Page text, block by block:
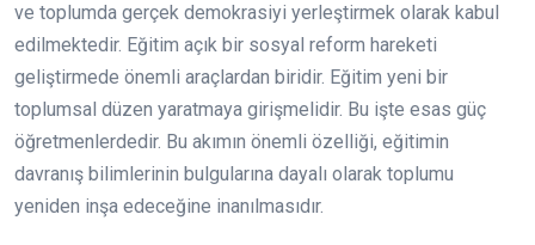
ve toplumda gerçek demokrasiyi yerleştirmek olarak kabul
edilmektedir. Eğitim açık bir sosyal reform hareketi
geliştirmede önemli araçlardan biridir. Eğitim yeni bir
toplumsal düzen yaratmaya girişmelidir. Bu işte esas güç
öğretmenlerdedir. Bu akımın önemli özelliği, eğitimin
davranış bilimlerinin bulgularına dayalı olarak toplumu
yeniden inşa edeceğine inanılmasıdır.